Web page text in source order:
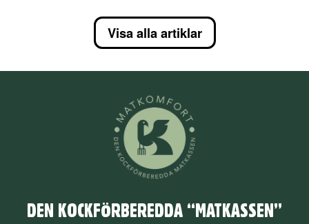
Visa alla artiklar
DEN KOCKFÖRBEREDDA “MATKASSEN”